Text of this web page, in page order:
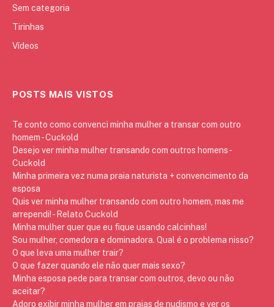
Sem categoria
Tirinhas
Vídeos
POSTS MAIS VISTOS
Te conto como convenci minha mulher a transar com outro
homem - Cuckold
Desejo ver minha mulher transando com outros homens -
Cuckold
Minha primeira vez numa praia naturista + convencimento da
esposa
Quis ver minha mulher transando com outro homem, mas me
arrependi! - Relato Cuckold
Minha mulher quer que eu fique usando calcinhas!
Sou mulher, comedora e dominadora. Qual é o problema nisso?
O que leva uma mulher trair?
O que fazer quando ele não quer mais sexo?
Minha esposa pede para transar com outros, devo ou não
aceitar?
Adoro exibir minha mulher em praias de nudismo e ver os